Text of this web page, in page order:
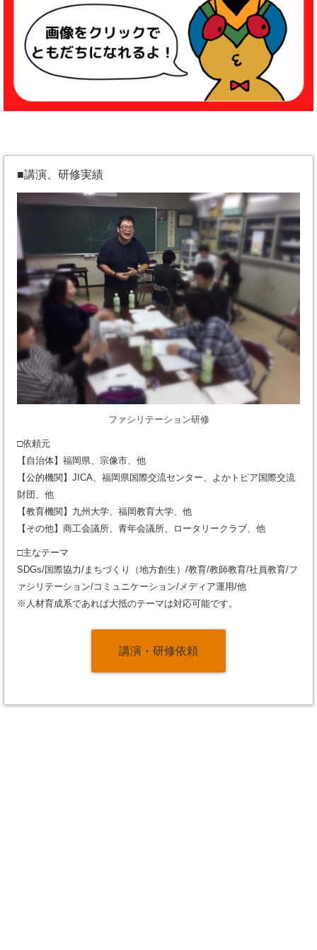
■講演、研修実績
ファシリテーション研修
□依頼元
【自治体】福岡県、宗像市、他
【公的機関】JICA、福岡県国際交流センター、よかトピア国際交流
財団、他
【教育機関】九州大学、福岡教育大学、他
【その他】商工会議所、青年会議所、ロータリークラブ、他
□主なテーマ
SDGs/国際協力/まちづくり（地方創生）/教育/教師教育/社員教育/フ
ァシリテーション/コミュニケーション/メディア運用/他
※人材育成系であれば大抵のテーマは対応可能です。
講演・研修依頼